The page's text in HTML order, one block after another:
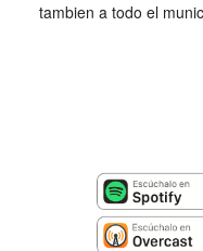
tambien a todo el